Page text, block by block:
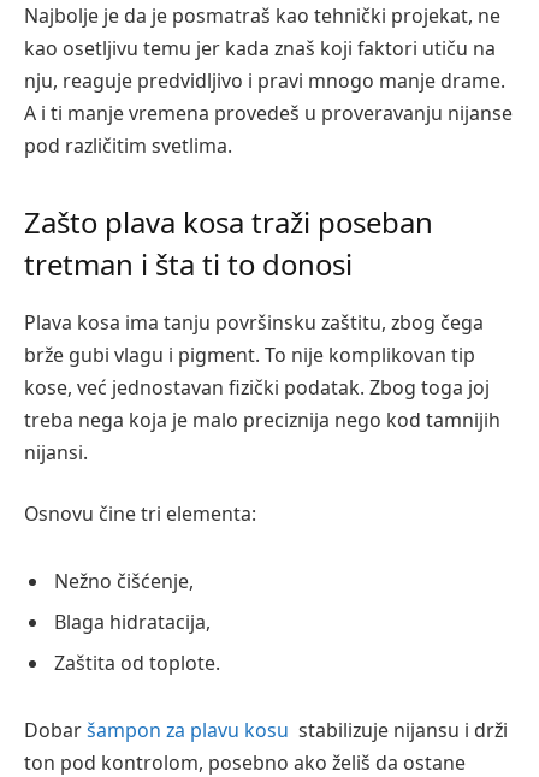
Najbolje je da je posmatraš kao tehnički projekat, ne
kao osetljivu temu jer kada znaš koji faktori utiču na
nju, reaguje predvidljivo i pravi mnogo manje drame.
A i ti manje vremena provedeš u proveravanju nijanse
pod različitim svetlima.
Zašto plava kosa traži poseban
tretman i šta ti to donosi
Plava kosa ima tanju površinsku zaštitu, zbog čega
brže gubi vlagu i pigment. To nije komplikovan tip
kose, već jednostavan fizički podatak. Zbog toga joj
treba nega koja je malo preciznija nego kod tamnijih
nijansi.
Osnovu čine tri elementa:
Nežno čišćenje,
Blaga hidratacija,
Zaštita od toplote.
Dobaršampon za plavu kosu stabilizuje nijansu i drži
ton pod kontrolom, posebno ako želiš da ostane